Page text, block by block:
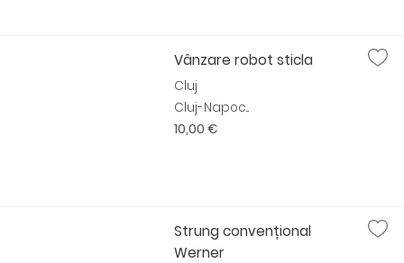
Vânzare robot sticla
Cluj
Cluj-Napoc...
10,00 €
Strung convențional
Werner